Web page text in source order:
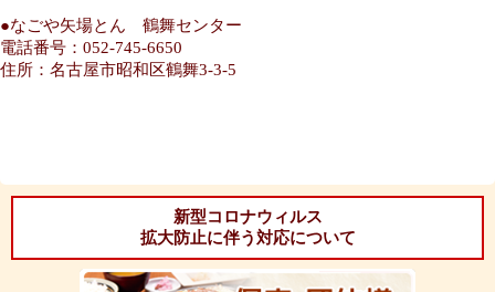
●なごや矢場とん 鶴舞センター
電話番号：052-745-6650
住所：名古屋市昭和区鶴舞3-3-5
新型コロナウィルス
拡大防止に伴う対応について